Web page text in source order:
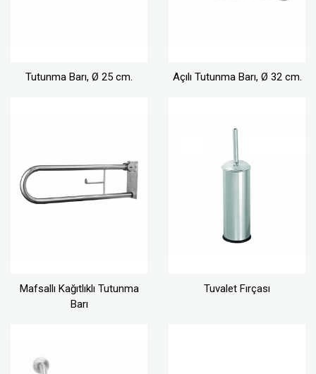
Tutunma Barı, Ø 25 cm. Açılı Tutunma Barı, Ø 32 cm.
Mafsallı Kağıtlıklı Tutunma
Barı
Tuvalet Fırçası